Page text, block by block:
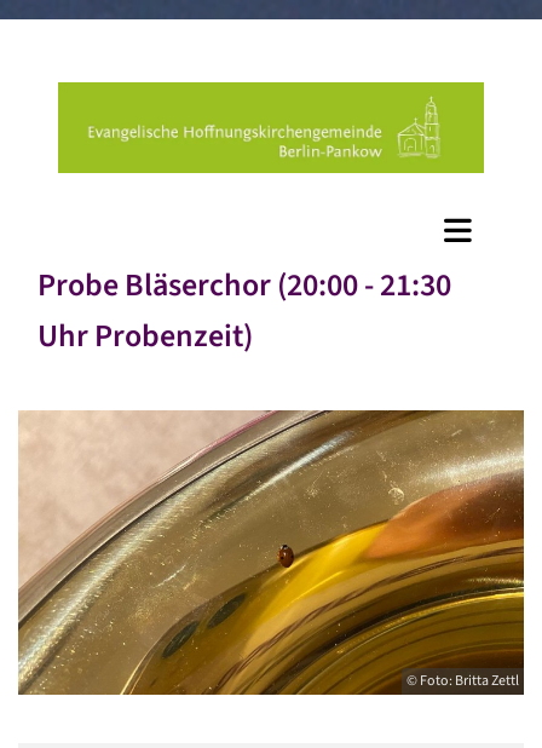
Probe Bläserchor (20:00 - 21:30
Uhr Probenzeit)
© Foto: Britta Zettl